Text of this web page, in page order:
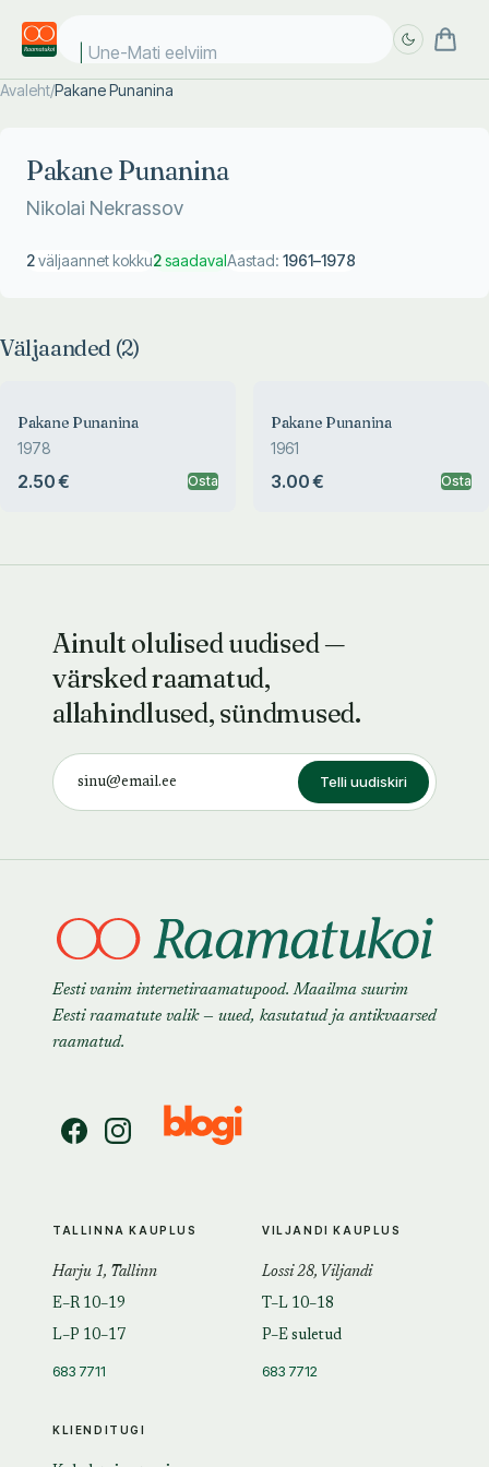
Une-Mati eelviima
Avaleht/Pakane Punanina
Pakane Punanina
Nikolai Nekrassov
2väljaannet kokku2saadavalAastad: 1961–1978
Väljaanded (2)
Pakane Punanina
1978
2.50 € Osta
Pakane Punanina
1961
3.00 € Osta
Ainult olulised uudised —
värsked raamatud,
allahindlused, sündmused.
Telli uudiskiri
Eesti vanim internetiraamatupood. Maailma suurim
Eesti raamatute valik — uued, kasutatud ja antikvaarsed
raamatud.
KLIENDITUGI
TALLINNA KAUPLUS
Harju 1, Tallinn
E–R 10–19
L–P 10–17
683 7711
VILJANDI KAUPLUS
Lossi 28, Viljandi
T–L 10–18
P–E suletud
683 7712